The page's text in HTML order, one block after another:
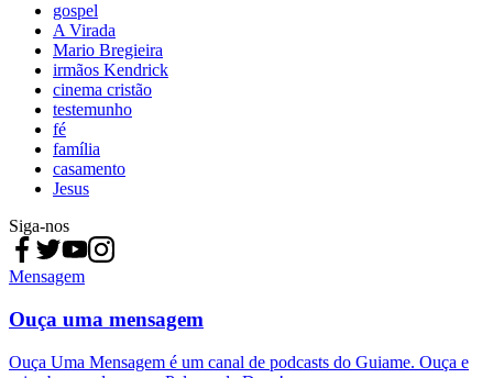
gospel
A Virada
Mario Bregieira
irmãos Kendrick
cinema cristão
testemunho
fé
família
casamento
Jesus
Siga-nos
Mensagem
Ouça uma mensagem
Ouça Uma Mensagem é um canal de podcasts do Guiame. Ouça e